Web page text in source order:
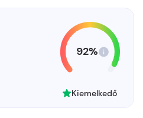
92%
Kiemelkedő